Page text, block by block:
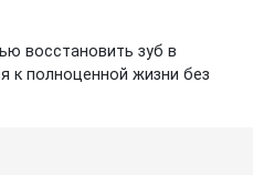
восстановить зуб в
к полноценной жизни без